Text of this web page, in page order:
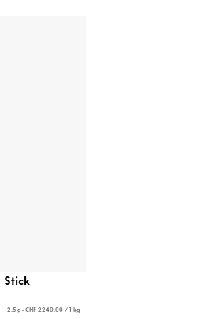
2.5 g - CHF 2240.00 / 1 kg